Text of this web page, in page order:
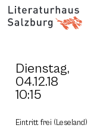
Dienstag,
04.12.18
10:15
Eintritt frei (Leseland)